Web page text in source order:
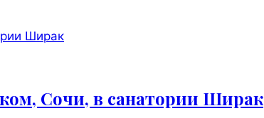
Сочи, в санатории Ширак